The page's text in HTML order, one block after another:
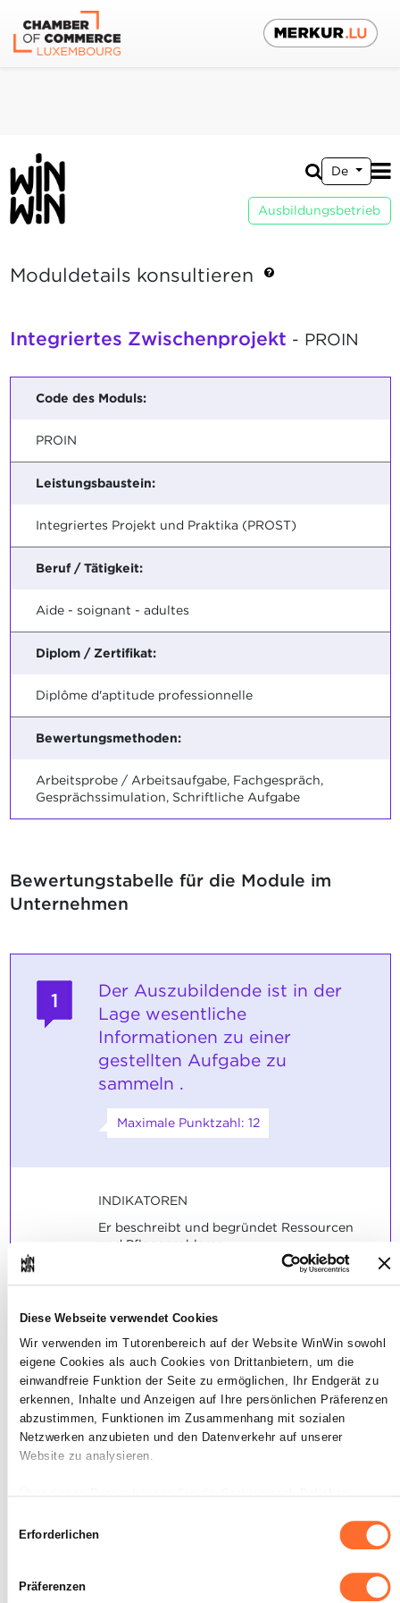
Diese Webseite verwendet Cookies
Wir verwenden im Tutorenbereich auf der Website WinWin sowohl
eigene Cookies als auch Cookies von Drittanbietern, um die
einwandfreie Funktion der Seite zu ermöglichen, Ihr Endgerät zu
erkennen, Inhalte und Anzeigen auf Ihre persönlichen Präferenzen
abzustimmen, Funktionen im Zusammenhang mit sozialen
Netzwerken anzubieten und den Datenverkehr auf unserer
Website zu analysieren.
sind Cookies, die für die Funktion der Website unbedingt
erforderlich sind. Eine Beschreibung der verschiedenen Cookies
Erforderlichen
Präferenzen
De
Ausbildungsbetrieb
Moduldetails konsultieren
Integriertes Zwischenprojekt - PROIN
Code des Moduls:
PROIN
Leistungsbaustein:
Integriertes Projekt und Praktika (PROST)
Beruf / Tätigkeit:
Aide - soignant - adultes
Diplom / Zertifikat:
Diplôme d'aptitude professionnelle
Bewertungsmethoden:
Arbeitsprobe / Arbeitsaufgabe, Fachgespräch,
Gesprächssimulation, Schriftliche Aufgabe
Bewertungstabelle für die Module im
Unternehmen
1
Der Auszubildende ist in der
Lage wesentliche
Informationen zu einer
gestellten Aufgabe zu
sammeln .
Maximale Punktzahl: 12
INDIKATOREN
Er beschreibt und begründet Ressourcen
und Pflegeprobleme.
Pflegemassnahmen und Porphylaxen.
dargestellt.
situationsangepasst.
Er begründet den Ablauf der notwendigen
Pflegemassnahmen.
SOCKEL
Die nebenstehenden Indikatoren wurden
grösstenteils erreicht.
Der Auszubildende plant sein